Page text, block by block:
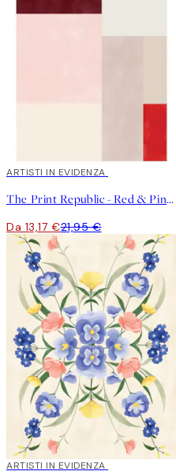
40%*
ARTISTI IN EVIDENZA
The Print Republic - Red & Pink Colour Block Poster
Da 13,17 €21,95 €
40%*
ARTISTI IN EVIDENZA